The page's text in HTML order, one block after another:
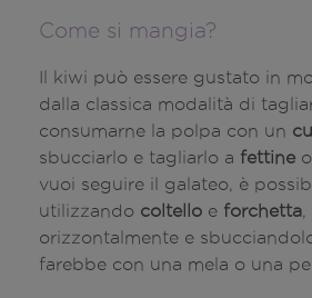
Come si mangia?
Il kiwi può essere gustato in
dalla classica modalità di
consumarne la polpa con un
sbucciarlo e tagliarlo a fettine o
vuoi seguire il galateo, è
utilizzando coltello e forchetta
orizzontalmente e
farebbe con una mela o una